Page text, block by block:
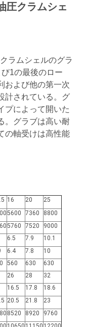
圧クラムシェ
ラムシェルのグラ
1の最後のロー
および他の第一次
計されている。グ
プによって開いた
。グラブは高い耐
の軸受けは高性能
16 20
25
5600 7360
8800
5760 7520
9000
6.5 7.9
10.1
6.4 7.8
10
560 630
630
26 28
32
16.5 17.8
18.6
20.5 21.8
23
8520 8920
9760